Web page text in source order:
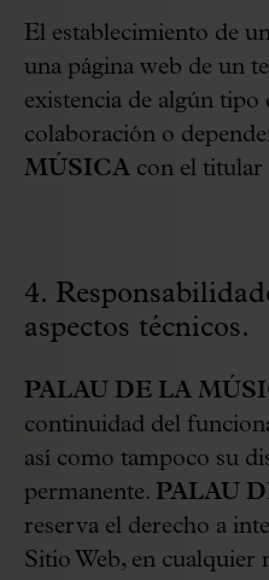
El establecimiento de
una página web de un
existencia de algún tipo
colaboración o
MÚSICA con el titular
4.
aspectos técnicos.
PALAU DE LA
continuidad del
así como tampoco su
permanente. PALAU
reserva el derecho a
Sitio Web, en